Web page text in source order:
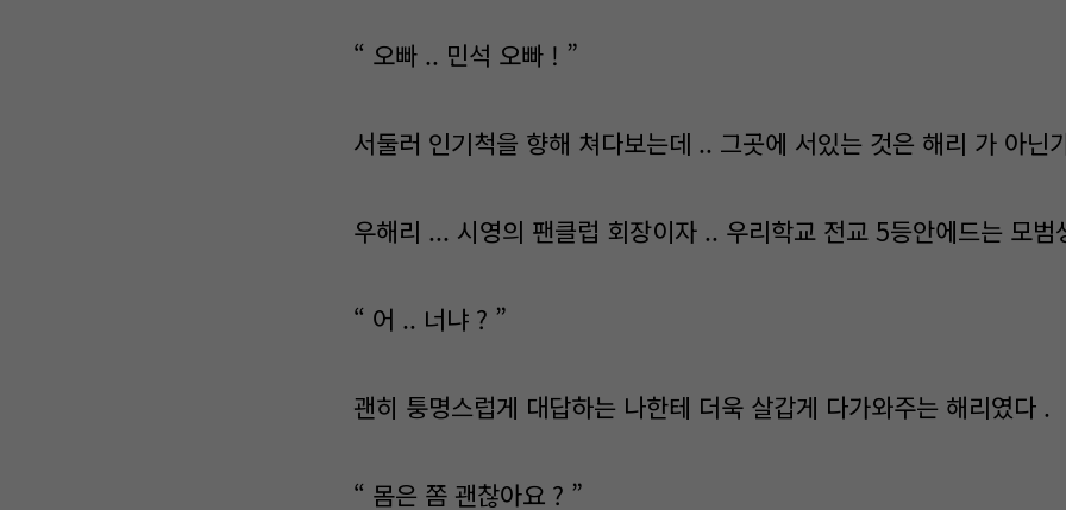
“ 오빠 .. 민석 오빠 ! ”
서둘러 인기척을 향해 쳐다보는데 .. 그곳에 서있는 것은 해리 가 아닌
우해리 ... 시영의 팬클럽 회장이자 .. 우리학교 전교 5등안에드는 모범
“ 어 .. 너냐 ? ”
괜히 퉁명스럽게 대답하는 나한테 더욱 살갑게 다가와주는 해리였다 .
“ 몸은 쫌 괜찮아요 ? ”